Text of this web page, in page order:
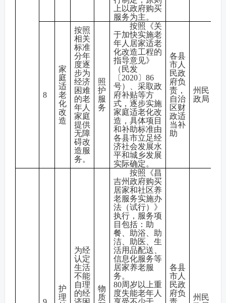
上以政府购买
服务为主。
8
家
庭
适
老
化
改
造
按照
相关
标准
分年
度逐
步为
经济
困难
的老
年人
家庭
提供
无障
碍改
造服
务。
照
护
服
务
按照《关
于加快实施老
年人居家适老
化改造工程的
指导意见》
（民发
〔2020〕86
号）、采取政
府补贴等方
式，逐步实施
家庭适老化改
造，具体项目
和补助标准由
各县市立足经
济社会发展水
平和城乡发展
实际确定。
各县
市人
民政
府负
责，
自治
区财
政适
当补
助
州民
政局
护
理
为经
认定
生活
不能
自理
的经
物
质
按照《昌
吉州政府购买
居家和社区养
老服务实施办
法（试行）》
执行，服务项
目包括：助
餐、助浴、助
洁、助医、生
活用品配送、
信息化服务等
居家养老服
务。
80周岁以上重
度失能老年人
各县
市人
民政
府负
州民